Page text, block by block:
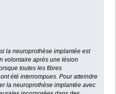
la neuroprothèse implantée est
volontaire après une lésion
toutes les fibres
été interrompues. Pour atteindre
la neuroprothèse implantée avec